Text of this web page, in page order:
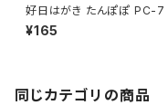
好日はがき たんぽぽ PC-7
¥165
同じカテゴリの商品